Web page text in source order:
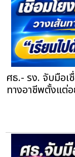
ศธ.- รง. จับมือเ
ทางอาชีพตั้งแต่